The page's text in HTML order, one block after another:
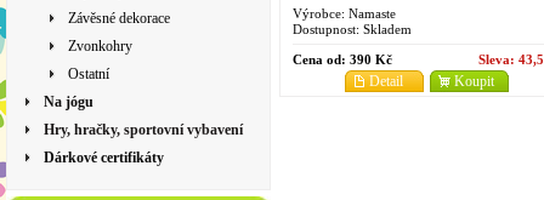
Závěsné dekorace
Zvonkohry
Ostatní
Na jógu
Hry, hračky, sportovní vybavení
Dárkové certifikáty
Výrobce: Namaste
Dostupnost: Skladem
Cena od: 390 Kč Sleva:
Koupit
Detail